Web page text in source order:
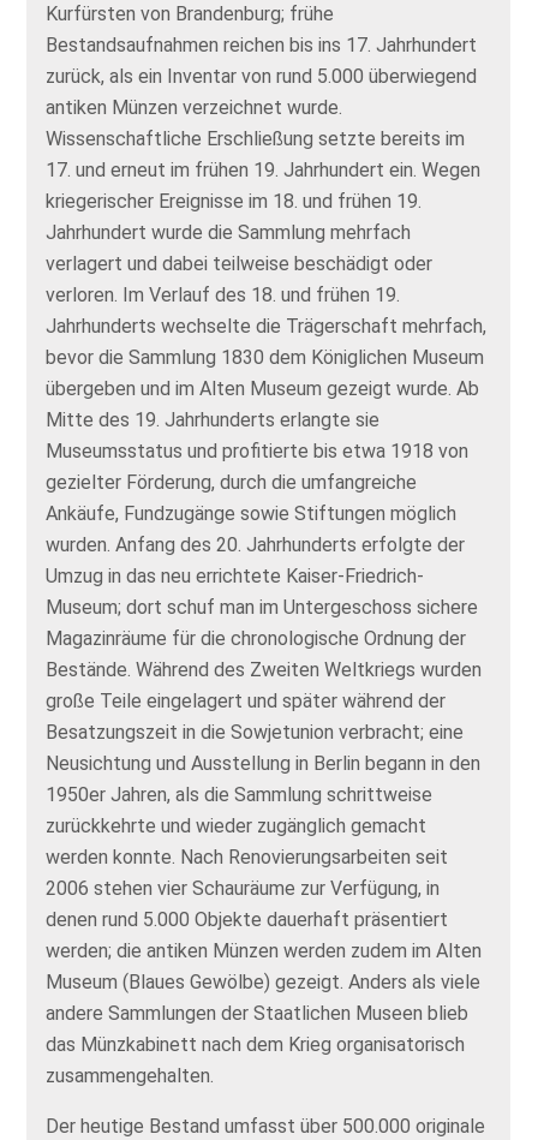
Kurfürsten von Brandenburg; frühe
Bestandsaufnahmen reichen bis ins 17. Jahrhundert
zurück, als ein Inventar von rund 5.000 überwiegend
antiken Münzen verzeichnet wurde.
Wissenschaftliche Erschließung setzte bereits im
17. und erneut im frühen 19. Jahrhundert ein. Wegen
kriegerischer Ereignisse im 18. und frühen 19.
Jahrhundert wurde die Sammlung mehrfach
verlagert und dabei teilweise beschädigt oder
verloren. Im Verlauf des 18. und frühen 19.
Jahrhunderts wechselte die Trägerschaft mehrfach,
bevor die Sammlung 1830 dem Königlichen Museum
übergeben und im Alten Museum gezeigt wurde. Ab
Mitte des 19. Jahrhunderts erlangte sie
Museumsstatus und profitierte bis etwa 1918 von
gezielter Förderung, durch die umfangreiche
Ankäufe, Fundzugänge sowie Stiftungen möglich
wurden. Anfang des 20. Jahrhunderts erfolgte der
Umzug in das neu errichtete Kaiser-Friedrich-
Museum; dort schuf man im Untergeschoss sichere
Magazinräume für die chronologische Ordnung der
Bestände. Während des Zweiten Weltkriegs wurden
große Teile eingelagert und später während der
Besatzungszeit in die Sowjetunion verbracht; eine
Neusichtung und Ausstellung in Berlin begann in den
1950er Jahren, als die Sammlung schrittweise
zurückkehrte und wieder zugänglich gemacht
werden konnte. Nach Renovierungsarbeiten seit
2006 stehen vier Schauräume zur Verfügung, in
denen rund 5.000 Objekte dauerhaft präsentiert
werden; die antiken Münzen werden zudem im Alten
Museum (Blaues Gewölbe) gezeigt. Anders als viele
andere Sammlungen der Staatlichen Museen blieb
das Münzkabinett nach dem Krieg organisatorisch
zusammengehalten.
Der heutige Bestand umfasst über 500.000 originale